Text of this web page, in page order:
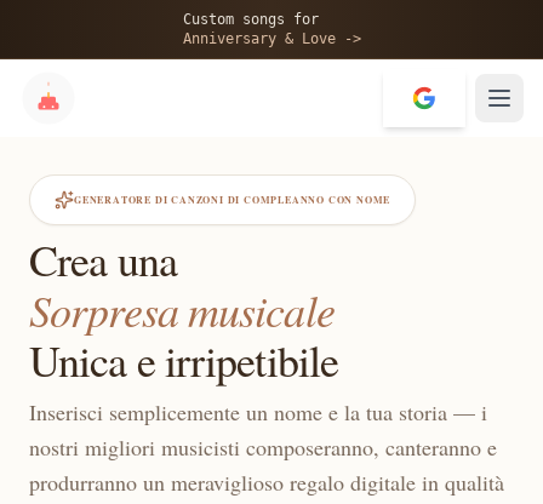
Custom songs for
Anniversary & Love ->
GENERATORE DI CANZONI DI COMPLEANNO CON NOME
Crea una
Sorpresa musicale
Unica e irripetibile
Inserisci semplicemente un nome e la tua storia — i
nostri migliori musicisti composeranno, canteranno e
produrranno un meraviglioso regalo digitale in qualità